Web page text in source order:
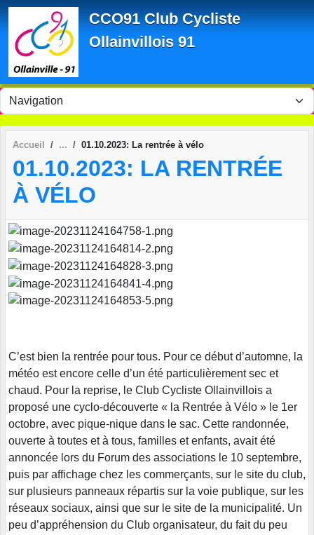
CCO91 Club Cycliste
Ollainvillois 91
Accueil 01.10.2023: La rentrée à vélo
01.10.2023: LA RENTRÉE
À VÉLO
C’est bien la rentrée pour tous. Pour ce début d’automne, la
météo est encore celle d’un été particulièrement sec et
chaud. Pour la reprise, le Club Cycliste Ollainvillois a
proposé une cyclo-découverte « la Rentrée à Vélo » le 1er
octobre, avec pique-nique dans le sac. Cette randonnée,
ouverte à toutes et à tous, familles et enfants, avait été
annoncée lors du Forum des associations le 10 septembre,
puis par affichage chez les commerçants, sur le site du club,
sur plusieurs panneaux répartis sur la voie publique, sur les
réseaux sociaux, ainsi que sur le site de la municipalité. Un
peu d’appréhension du Club organisateur, du fait du peu
Panneau de gestion des cookies